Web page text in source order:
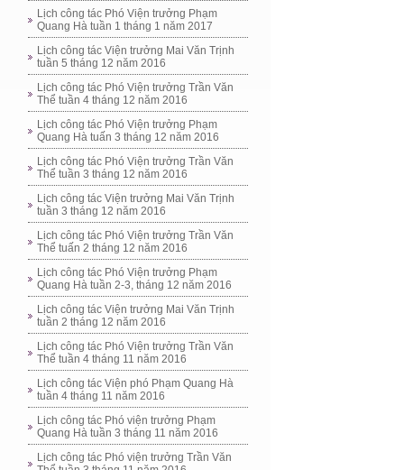
Lịch công tác Phó Viện trưởng Phạm
Quang Hà tuần 1 tháng 1 năm 2017
Lịch công tác Viện trưởng Mai Văn Trịnh
tuần 5 tháng 12 năm 2016
Lịch công tác Phó Viện trưởng Trần Văn
Thể tuần 4 tháng 12 năm 2016
Lịch công tác Phó Viện trưởng Phạm
Quang Hà tuấn 3 tháng 12 năm 2016
Lịch công tác Phó Viện trưởng Trần Văn
Thể tuần 3 tháng 12 năm 2016
Lịch công tác Viện trưởng Mai Văn Trịnh
tuần 3 tháng 12 năm 2016
Lịch công tác Phó Viện trưởng Trần Văn
Thể tuấn 2 tháng 12 năm 2016
Lịch công tác Phó Viện trưởng Phạm
Quang Hà tuần 2-3, tháng 12 năm 2016
Lịch công tác Viện trưởng Mai Văn Trịnh
tuần 2 tháng 12 năm 2016
Lịch công tác Phó Viện trưởng Trần Văn
Thể tuần 4 tháng 11 năm 2016
Lịch công tác Viện phó Phạm Quang Hà
tuần 4 tháng 11 năm 2016
Lịch công tác Phó viện trưởng Phạm
Quang Hà tuần 3 tháng 11 năm 2016
Lịch công tác Phó viện trưởng Trần Văn